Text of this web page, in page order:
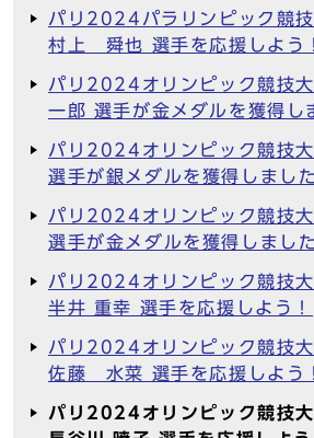
パリ2024パラリンピック競
村上 舜也 選手を応援しよう
パリ2024オリンピック競技
一郎 選手が金メダルを獲得し
パリ2024オリンピック競技
選手が銀メダルを獲得しました
パリ2024オリンピック競技
選手が金メダルを獲得しました
パリ2024オリンピック競技
半井 重幸 選手を応援しよう！
パリ2024オリンピック競技
佐藤 水菜 選手を応援しよう
パリ2024オリンピック競技